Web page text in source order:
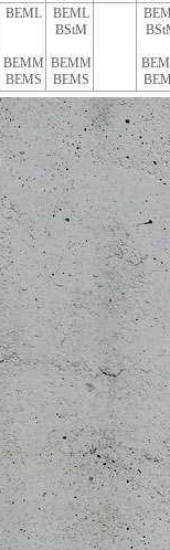
BEML
BEMM
BEMS
BEML
BStM
BEMM
BEMS